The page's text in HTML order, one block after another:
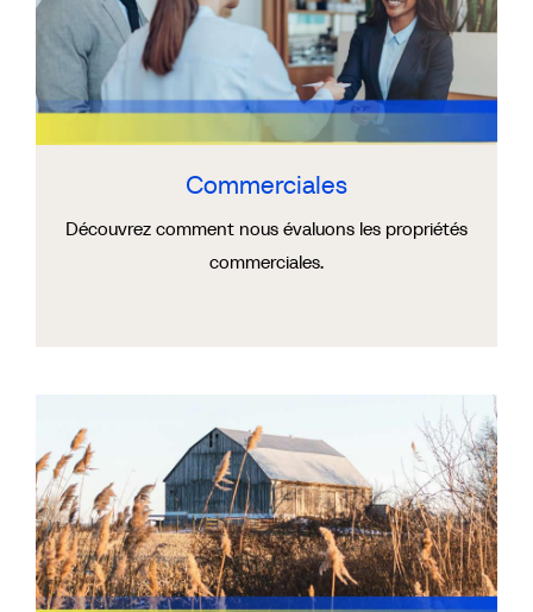
Commerciales
Découvrez comment nous évaluons les propriétés
commerciales.